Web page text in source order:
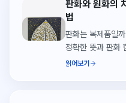
판화와 원화의
법
판화는 복제품일
정확한 뜻과 판화
가지는 이유. 씨앗
읽어보기